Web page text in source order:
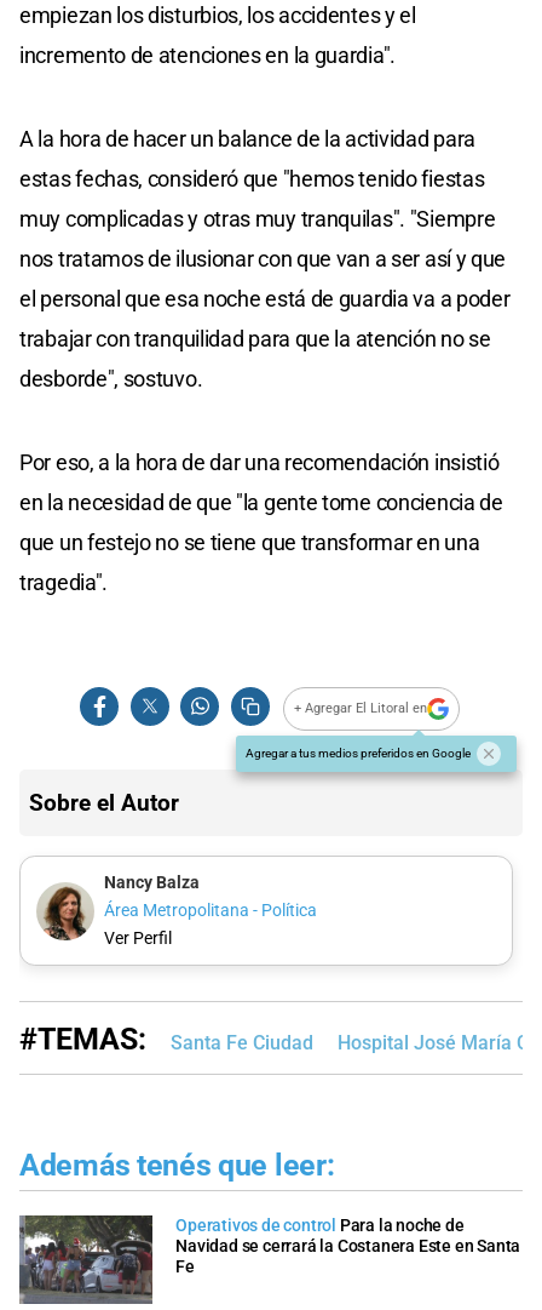
empiezan los disturbios, los accidentes y el
incremento de atenciones en la guardia".
A la hora de hacer un balance de la actividad para
estas fechas, consideró que "hemos tenido fiestas
muy complicadas y otras muy tranquilas". "Siempre
nos tratamos de ilusionar con que van a ser así y que
el personal que esa noche está de guardia va a poder
trabajar con tranquilidad para que la atención no se
desborde", sostuvo.
Por eso, a la hora de dar una recomendación insistió
en la necesidad de que "la gente tome conciencia de
que un festejo no se tiene que transformar en una
tragedia".
+ Agregar El Litoral en
Agregar a tus medios preferidos en Google
Sobre el Autor
Nancy Balza
Área Metropolitana - Política
Ver Perfil
#TEMAS: Santa Fe Ciudad Hospital José María
Además tenés que leer:
Operativos de control Para la noche de
Navidad se cerrará la Costanera Este en Santa
Fe